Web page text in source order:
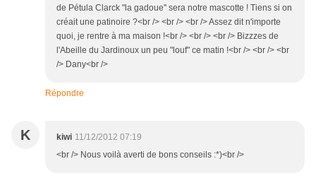
de Pétula Clarck "la gadoue" sera notre mascotte ! Tiens si on
créait une patinoire ?<br /> <br /> <br /> Assez dit n'importe
quoi, je rentre à ma maison !<br /> <br /> <br /> Bizzzes de
l'Abeille du Jardinoux un peu "louf" ce matin !<br /> <br /> <br
/> Dany<br />
Répondre
K kiwi 11/12/2012 07:19
<br /> Nous voilà averti de bons conseils :*)<br />